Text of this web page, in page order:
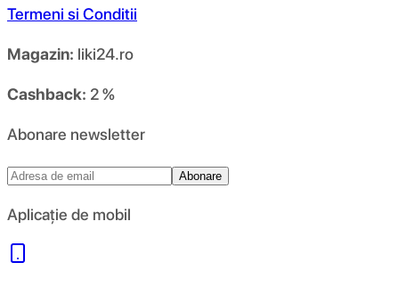
Termeni si Conditii
Magazin: liki24.ro
Cashback: 2 %
Abonare newsletter
Abonare
Aplicație de mobil